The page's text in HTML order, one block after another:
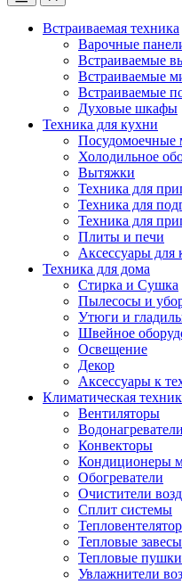
Встраиваемая техника
Варочные
Встраиваемые
Встраиваемые
Встраиваемые
Духовые шкафы
Техника для кухни
Холодильное
Вытяжки
Техника для
Техника для
Техника для
Плиты и печи
Аксессуары для
Техника для дома
Стирка и Сушка
Пылесосы и
Утюги и
Швейное
Освещение
Декор
Аксессуары к
Климатическая
Вентиляторы
Водонагреватели
Конвекторы
Кондиционеры
Обогреватели
Очистители
Сплит системы
Тепловые завесы
Тепловые пушки
Увлажнители